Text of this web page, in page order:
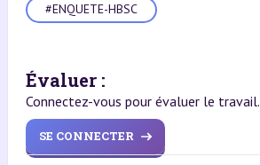
#ENQUETE-HBSC
Évaluer :
Connectez-vous pour évaluer le travail.
SE CONNECTER